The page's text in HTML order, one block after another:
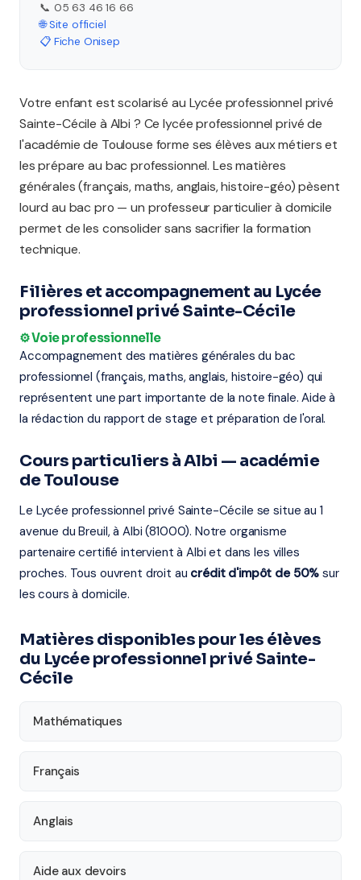
📞 05 63 46 16 66
🌐 Site officiel
📋 Fiche Onisep
Votre enfant est scolarisé au Lycée professionnel privé
Sainte-Cécile à Albi ? Ce lycée professionnel privé de
l'académie de Toulouse forme ses élèves aux métiers et
les prépare au bac professionnel. Les matières
générales (français, maths, anglais, histoire-géo) pèsent
lourd au bac pro — un professeur particulier à domicile
permet de les consolider sans sacrifier la formation
technique.
Filières et accompagnement au Lycée
professionnel privé Sainte-Cécile
⚙️ Voie professionnelle
Accompagnement des matières générales du bac
professionnel (français, maths, anglais, histoire-géo) qui
représentent une part importante de la note finale. Aide à
la rédaction du rapport de stage et préparation de l'oral.
Cours particuliers à Albi — académie
de Toulouse
Le Lycée professionnel privé Sainte-Cécile se situe au 1
avenue du Breuil, à Albi (81000). Notre organisme
partenaire certifié intervient à Albi et dans les villes
proches. Tous ouvrent droit au crédit d'impôt de 50% sur
les cours à domicile.
Matières disponibles pour les élèves
du Lycée professionnel privé Sainte-
Cécile
Mathématiques
Français
Anglais
Aide aux devoirs